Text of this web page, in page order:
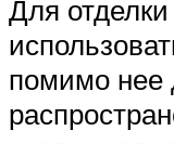
Для
помимо нее